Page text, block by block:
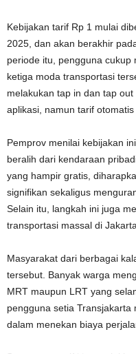
Kebijakan tarif Rp 1 mulai
2025, dan akan berakhir
periode itu, pengguna
ketiga moda transportasi
melakukan tap in dan tap
aplikasi, namun tarif otomatis
Pemprov menilai kebijakan
beralih dari kendaraan
yang hampir gratis,
signifikan sekaligus
Selain itu, langkah ini juga
transportasi massal di
Masyarakat dari berbagai
tersebut. Banyak warga
MRT maupun LRT yang
pengguna setia
dalam menekan biaya